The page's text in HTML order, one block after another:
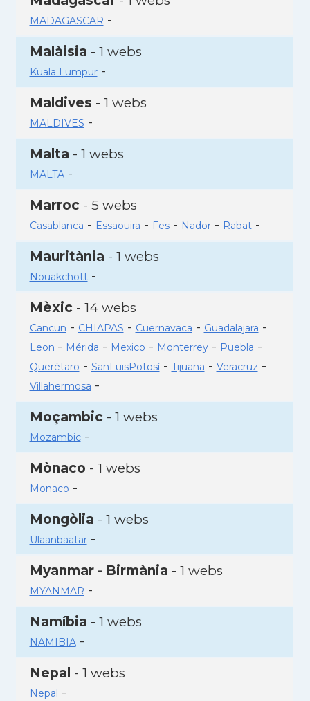
MADAGASCAR -
Malàisia - 1 webs
Kuala Lumpur-
Maldives - 1 webs
MALDIVES -
Malta - 1 webs
MALTA-
Marroc - 5 webs
Casablanca - Essaouira - Fes- Nador- Rabat-
Mauritània - 1 webs
Nouakchott-
Mèxic - 14 webs
Cancun - CHIAPAS - Cuernavaca - Guadalajara -
Leon - Mérida - Mexico - Monterrey- Puebla -
Querétaro - SanLuisPotosí- Tijuana - Veracruz -
Villahermosa -
Moçambic - 1 webs
Mozambic-
Mònaco - 1 webs
Monaco -
Mongòlia - 1 webs
Ulaanbaatar-
Myanmar - Birmània - 1 webs
MYANMAR -
Namíbia - 1 webs
NAMIBIA-
Nepal - 1 webs
Nepal -